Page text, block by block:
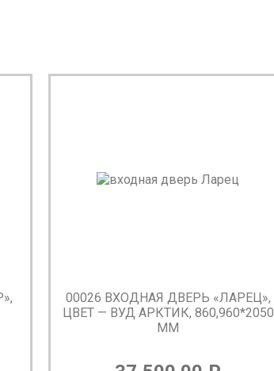
00026 ВХОДНАЯ ДВЕРЬ «ЛАРЕЦ»,
ЦВЕТ — ВУД АРКТИК, 860,960*2050
ММ